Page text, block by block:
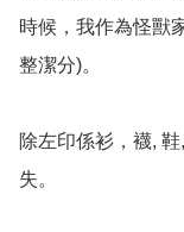
時候，我作為怪獸
整潔分)。
除左印係衫，襪,
失。